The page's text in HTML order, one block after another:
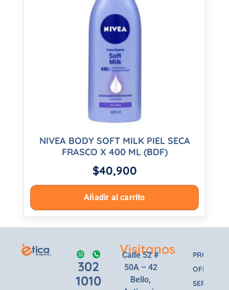
NIVEA BODY SOFT MILK PIEL SECA
FRASCO X 400 ML (BDF)
$40,900
Añadir al carrito
302
1010
Visitanos
Calle 52 #
50A – 42
Bello,
OFERTAS
SERVICIOS